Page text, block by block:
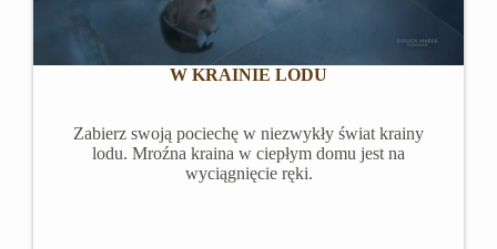
W KRAINIE LODU
Zabierz swoją pociechę w niezwykły świat krainy
lodu. Mroźna kraina w ciepłym domu jest na
wyciągnięcie ręki.